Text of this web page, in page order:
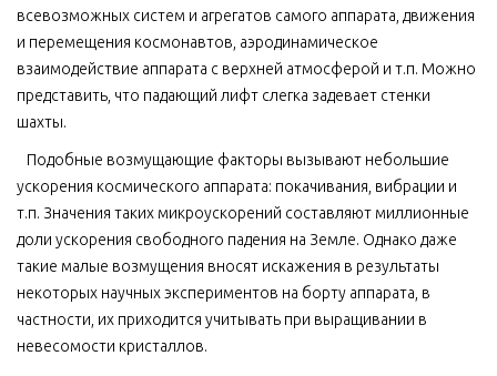
всевозможных систем и агрегатов самого аппарата, движения
и перемещения космонавтов, аэродинамическое
взаимодействие аппарата с верхней атмосферой и т.п. Можно
представить, что падающий лифт слегка задевает стенки
шахты.
Подобные возмущающие факторы вызывают небольшие
ускорения космического аппарата: покачивания, вибрации и
т.п. Значения таких микроускорений составляют миллионные
доли ускорения свободного падения на Земле. Однако даже
такие малые возмущения вносят искажения в результаты
некоторых научных экспериментов на борту аппарата, в
частности, их приходится учитывать при выращивании в
невесомости кристаллов.